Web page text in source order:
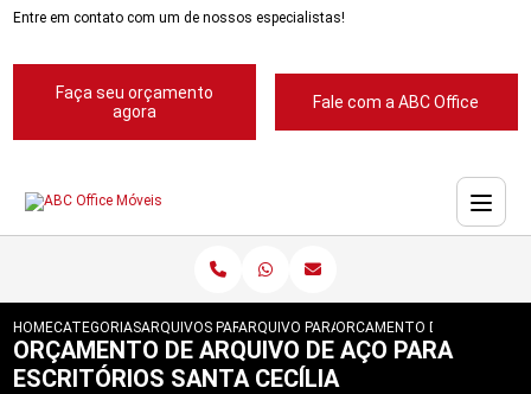
Entre em contato com um de nossos especialistas!
Faça seu orçamento
agora
Fale com a ABC Office
HOMECATEGORIASARQUIVOS PARA ESCRITORIOS
ARQUIVO PARA ESCRITORIOORCAMENTO DE ARQUIVO
ORÇAMENTO DE ARQUIVO DE AÇO PARA
ESCRITÓRIOS SANTA CECÍLIA